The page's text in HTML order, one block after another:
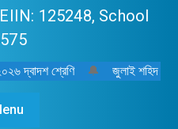
125248, School
দ্বাদশ শ্রেণি 🔔 জুলাই শহিদ